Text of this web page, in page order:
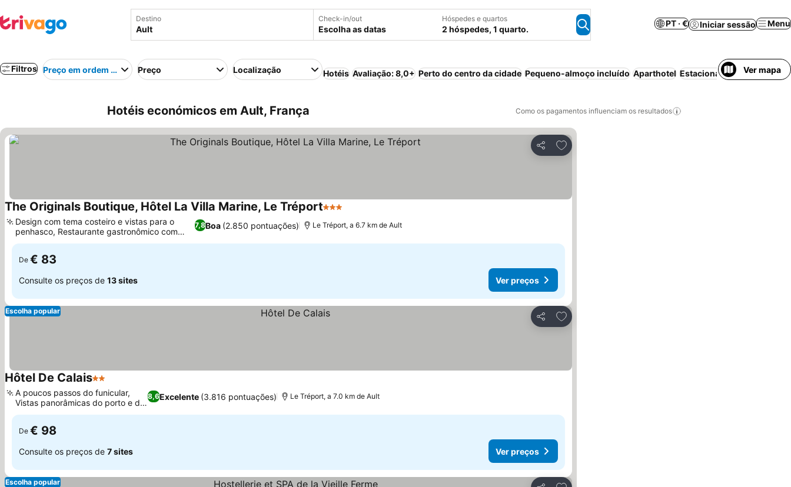
Destino Check-in/out
Escolha as datas
Hóspedes e quartos
2 hóspedes, 1 quarto.
PT · € Iniciar sessão Menu
Filtros Preço em ordem crescentePreço Localização Hotéis Avaliação: 8,0+ Perto do centro da cidade Pequeno-almoço incluído Aparthotel Estacionamento Praia Ar
Ver mapa
Hotéis económicos em Ault, França Como os pagamentos influenciam os resultados
Partilhar
Adicionar aos favoritos
The Originals Boutique, Hôtel La Villa Marine, Le Tréport3 Estrelas
7,8Boa (2.850 pontuações)
Design com tema costeiro e vistas para o
penhasco, Restaurante gastronômico com
produtos locais
Le Tréport, a 6.7 km de Ault
De € 83
Consulte os preços de 13 sites Ver preços
Partilhar
Adicionar aos favoritos
Escolha popular
Hôtel De Calais2 Estrelas
8,6Excelente (3.816 pontuações)
A poucos passos do funicular,
Vistas panorâmicas do porto e do
mar
Le Tréport, a 7.0 km de Ault
De € 98
Consulte os preços de 7 sites Ver preços
Escolha popular